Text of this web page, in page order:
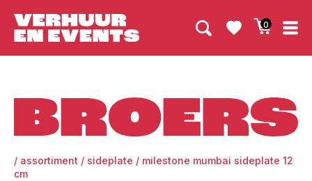
0
/ assortiment / sideplate / milestone mumbai sideplate 12
cm